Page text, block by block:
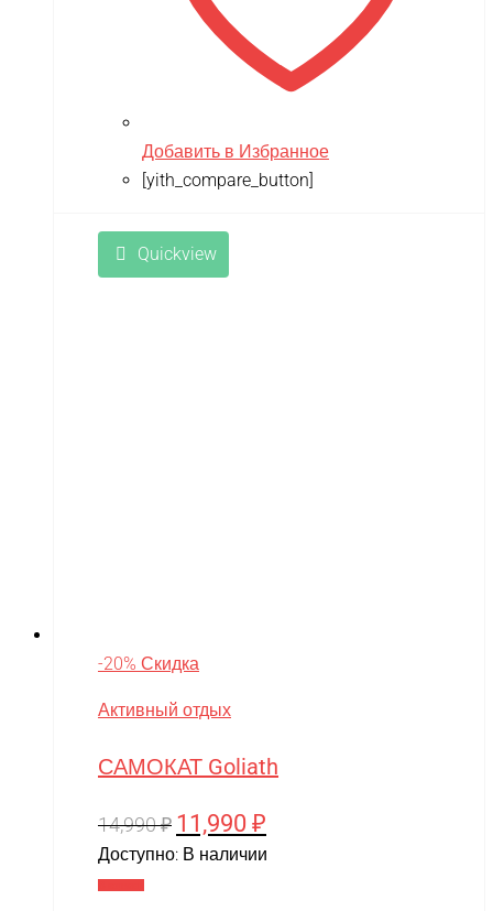
Добавить в Избранное
[yith_compare_button]
Quickview
-20% Скидка
Активный отдых
САМОКАТ Goliath
14,990₽ Первоначальная
цена
11,990 ₽
цена:
Доступно: В наличии